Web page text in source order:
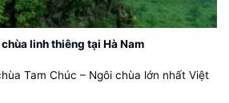
linh thiêng tại Hà Nam
Tam Chúc – Ngôi chùa lớn nhất Việt